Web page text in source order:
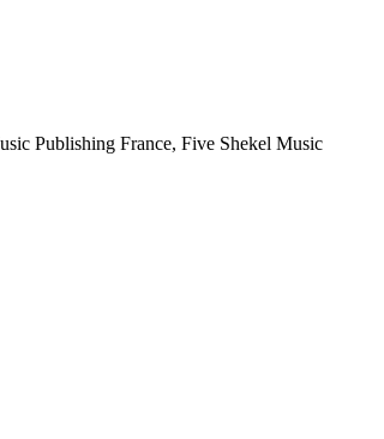
Publishing France, Five Shekel Music